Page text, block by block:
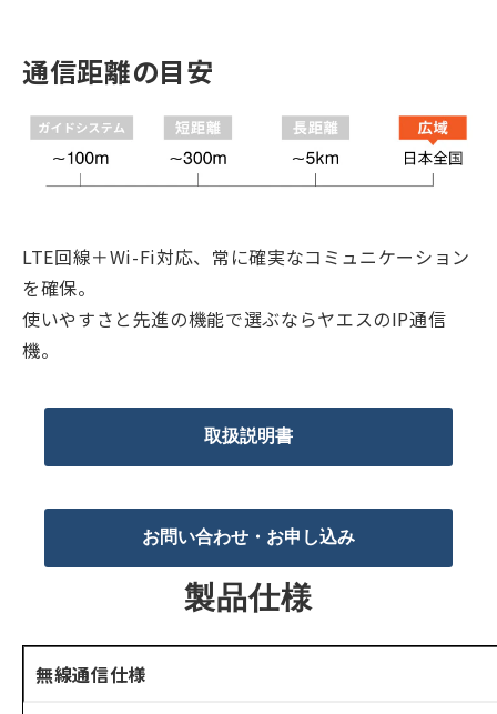
通信距離の目安
LTE回線＋Wi-Fi対応、常に確実なコミュニケーション
を確保。
使いやすさと先進の機能で選ぶならヤエスのIP通信
機。
取扱説明書
お問い合わせ・お申し込み
製品仕様
無線通信仕様